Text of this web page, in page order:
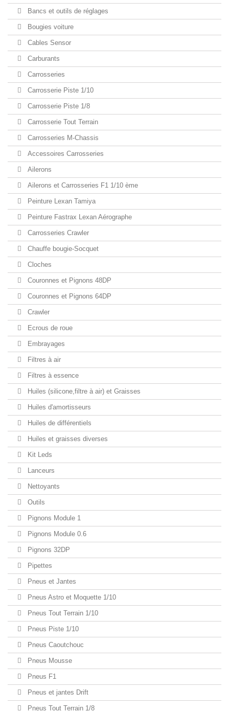
Bancs et outils de réglages
Bougies voiture
Cables Sensor
Carburants
Carrosseries
Carrosserie Piste 1/10
Carrosserie Piste 1/8
Carrosserie Tout Terrain
Carrosseries M-Chassis
Accessoires Carrosseries
Ailerons
Ailerons et Carrosseries F1 1/10 ème
Peinture Lexan Tamiya
Peinture Fastrax Lexan Aérographe
Carrosseries Crawler
Chauffe bougie-Socquet
Cloches
Couronnes et Pignons 48DP
Couronnes et Pignons 64DP
Crawler
Ecrous de roue
Embrayages
Filtres à air
Filtres à essence
Huiles (silicone,filtre à air) et Graisses
Huiles d'amortisseurs
Huiles de différentiels
Huiles et graisses diverses
Kit Leds
Lanceurs
Nettoyants
Outils
Pignons Module 1
Pignons Module 0.6
Pignons 32DP
Pipettes
Pneus et Jantes
Pneus Astro et Moquette 1/10
Pneus Tout Terrain 1/10
Pneus Piste 1/10
Pneus Caoutchouc
Pneus Mousse
Pneus F1
Pneus et jantes Drift
Pneus Tout Terrain 1/8